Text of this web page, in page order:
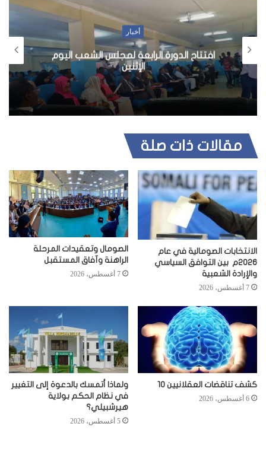
أخبار
افتتاح الدورة الرابعة لمجلس الشعب اليوم
الإثنين
مقالات ذات صلة
الانتخابات الصومالية في عام
2026م بين التوافق السياسي
والإرادة الشعبية
7 أغسطس، 2026
الصومال وتعقيدات المرحلة
الراهنة وآفاق المستقبل
7 أغسطس، 2026
كشف تناقضات العقلانيين 10
6 أغسطس، 2026
ولماذا أتمسك بالدعوة إلى التغيير
في نظام الحكم بولاية
هيرشبيلي؟
5 أغسطس، 2026